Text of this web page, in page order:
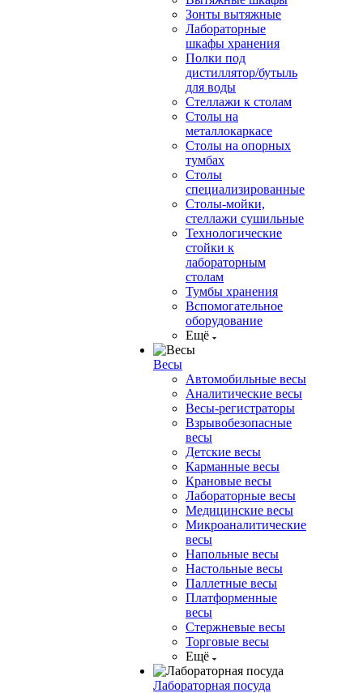
Зонты вытяжные
Лабораторные
шкафы хранения
Полки под
дистиллятор/бутыль
для воды
Стеллажи к столам
Столы на
металлокаркасе
Столы на опорных
тумбах
Столы
специализированные
Столы-мойки,
стеллажи сушильные
Технологические
стойки к
лабораторным
столам
Тумбы хранения
Вспомогательное
оборудование
Ещё
Весы
Автомобильные весы
Аналитические весы
Весы-регистраторы
Взрывобезопасные
весы
Детские весы
Карманные весы
Крановые весы
Лабораторные весы
Медицинские весы
Микроаналитические
весы
Напольные весы
Настольные весы
Паллетные весы
Платформенные
весы
Стержневые весы
Торговые весы
Ещё
Лабораторная посуда